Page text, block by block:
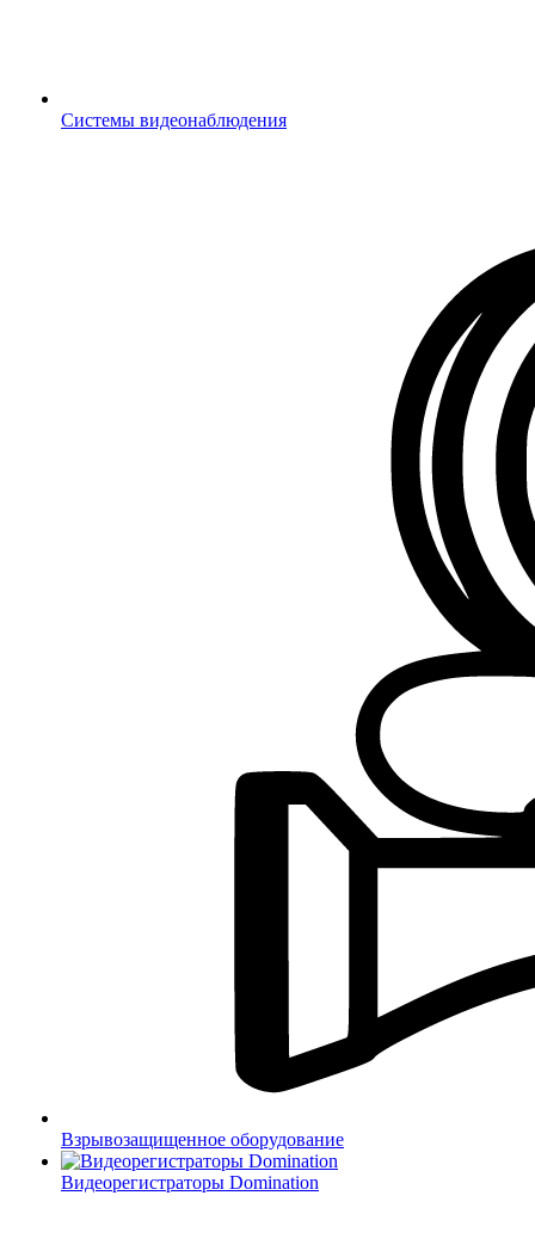
Системы видеонаблюдения
Взрывозащищенное оборудование
Видеорегистраторы Domination